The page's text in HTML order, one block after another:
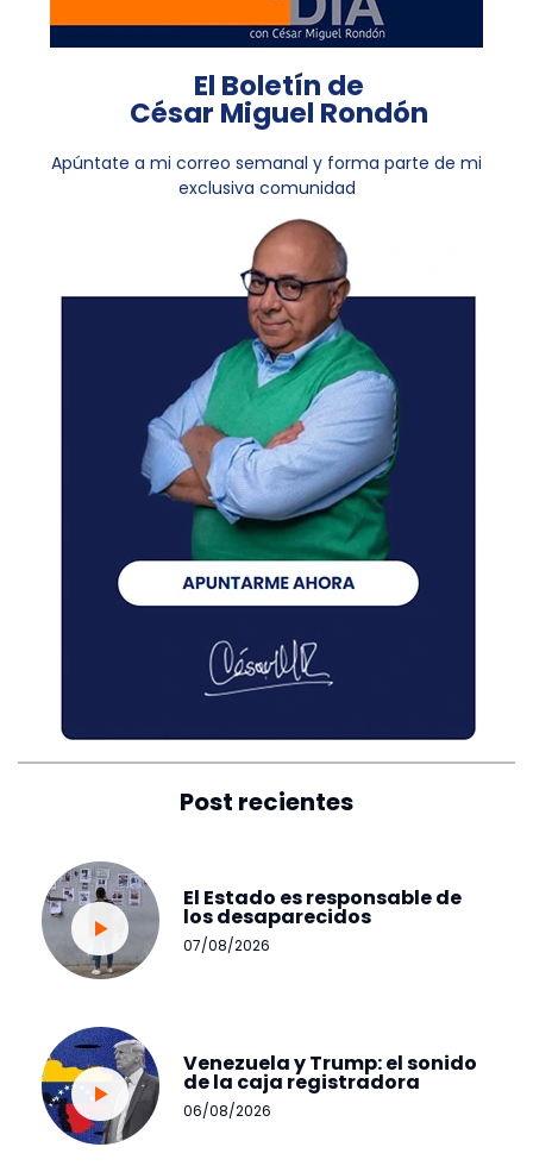
El Boletín de
César Miguel Rondón
Apúntate a mi correo semanal y forma parte de mi
exclusiva comunidad
Post recientes
El Estado es responsable de
los desaparecidos
07/08/2026
Venezuela y Trump: el sonido
de la caja registradora
06/08/2026